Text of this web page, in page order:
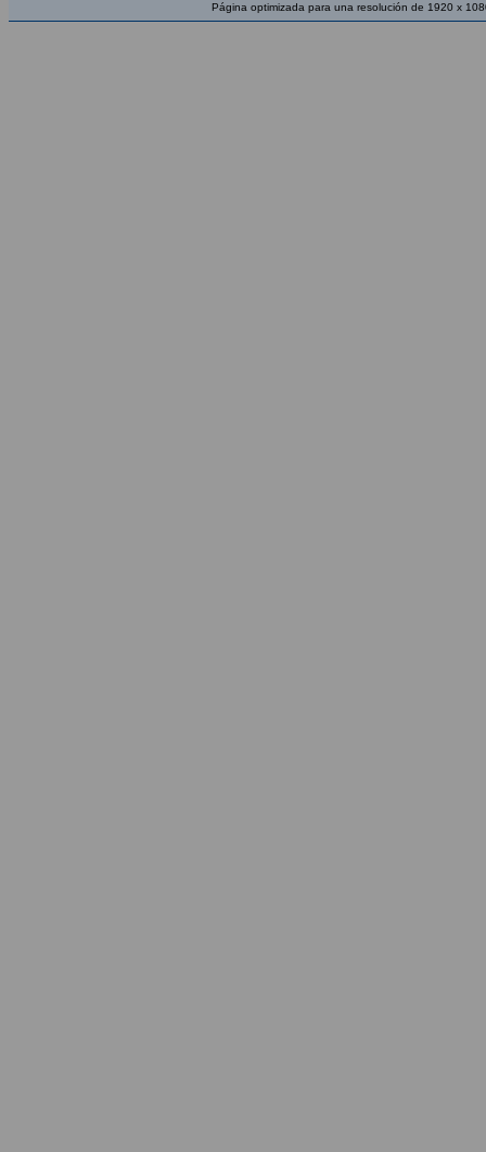
Página optimizada para una resolución de 1920 x